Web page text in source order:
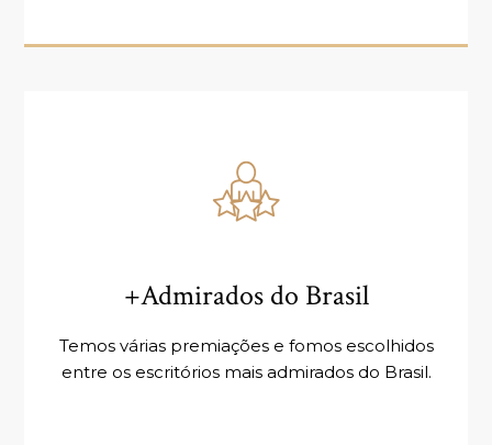
+Admirados do Brasil
Temos várias premiações e fomos escolhidos
entre os escritórios mais admirados do Brasil.